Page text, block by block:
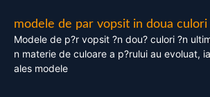
modele de par vopsit in doua culori
Modele de p?r vopsit ?n dou? culori ?n
n materie de culoare a p?rului au evoluat,
ales modele